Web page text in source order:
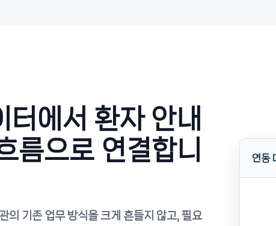
터에서 환자 안내
름으로 연결합니
의 기존 업무 방식을 크게 흔들지 않고, 필요
연동